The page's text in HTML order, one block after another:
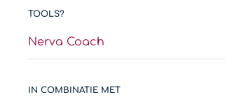
TOOLS?
Nerva Coach
IN COMBINATIE MET